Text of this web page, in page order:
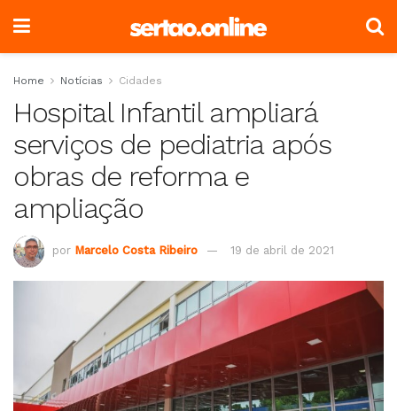
Home Notícias Cidades
Hospital Infantil ampliará
serviços de pediatria após
obras de reforma e
ampliação
por Marcelo Costa Ribeiro 19 de abril de 2021